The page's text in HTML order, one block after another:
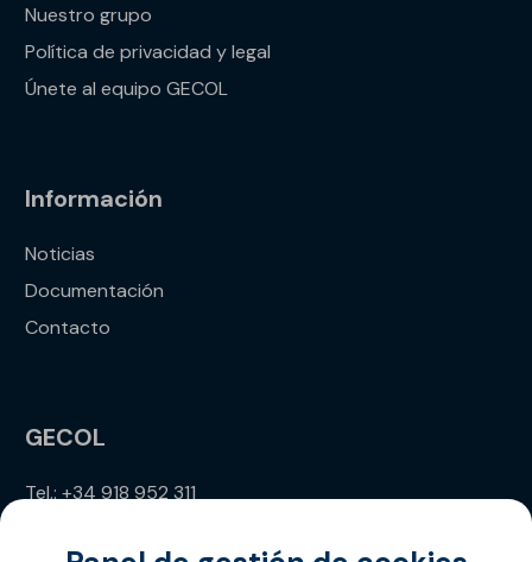
Nuestro grupo
Política de privacidad y legal
Únete al equipo GECOL
Información
Noticias
Documentación
Contacto
GECOL
Tel.: +34 918 952 311